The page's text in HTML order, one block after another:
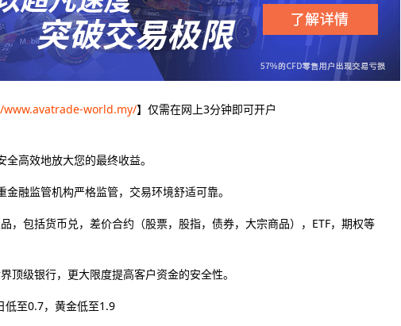
world.my/】仅需在网上3分钟即可开户
高效地放大您的最终收益。
融监管机构严格监管，交易环境舒适可靠。
，包括货币兑，差价合约（股票，股指，债券，大宗商品），ETF，期权等
顶级银行，更大限度提高客户资金的安全性。
低至0.7，黄金低至1.9